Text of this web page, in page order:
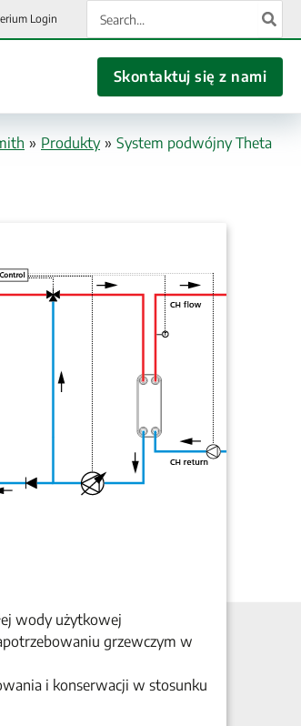
Login
for:
Skontaktuj się z nami
» Produkty » System podwójny Theta
wody użytkowej
grzewczym w
i konserwacji w stosunku